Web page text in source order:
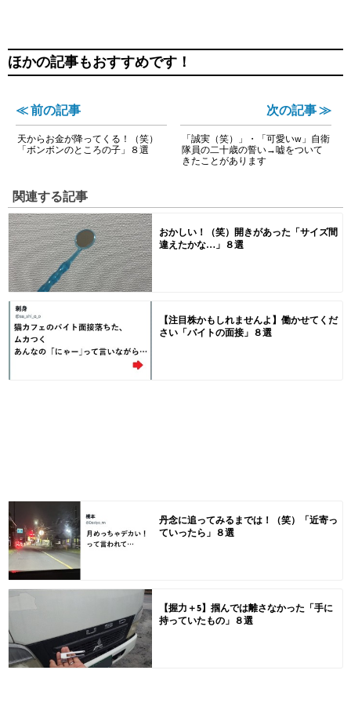
ほかの記事もおすすめです！
≪ 前の記事
天からお金が降ってくる！（笑）
「ボンボンのところの子」８選
次の記事 ≫
「誠実（笑）」・「可愛いw」自衛
隊員の二十歳の誓い→嘘をついて
きたことがあります
関連する記事
おかしい！（笑）開きがあった「サイズ間
違えたかな…」８選
【注目株かもしれませんよ】働かせてくだ
さい「バイトの面接」８選
丹念に追ってみるまでは！（笑）「近寄っ
ていったら」８選
【握力＋5】掴んでは離さなかった「手に
持っていたもの」８選